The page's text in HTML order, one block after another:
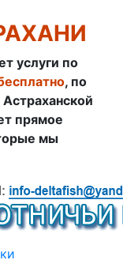
услуги по
, по
прямое
мы